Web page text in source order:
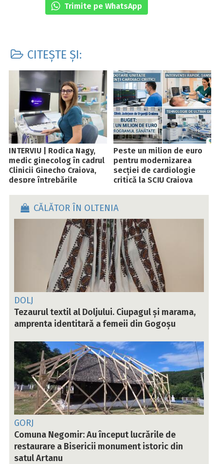
Trimite pe WhatsApp
CITEȘTE ȘI:
INTERVIU | Rodica Nagy,
medic ginecolog în cadrul
Clinicii Ginecho Craiova,
despre întrebările
despre sex
Peste un milion de euro
pentru modernizarea
secției de cardiologie
critică la SCJU Craiova
CĂLĂTOR ÎN OLTENIA
DOLJ
Tezaurul textil al Doljului. Ciupagul și marama,
amprenta identitară a femeii din Gogoșu
GORJ
Comuna Negomir: Au început lucrările de
restaurare a Bisericii monument istoric din
satul Artanu